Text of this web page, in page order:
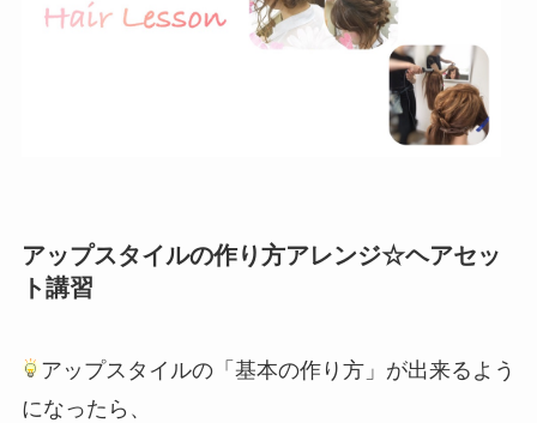
アップスタイルの作り方アレンジ☆ヘアセッ
ト講習
アップスタイルの「基本の作り方」が出来るよう
になったら、